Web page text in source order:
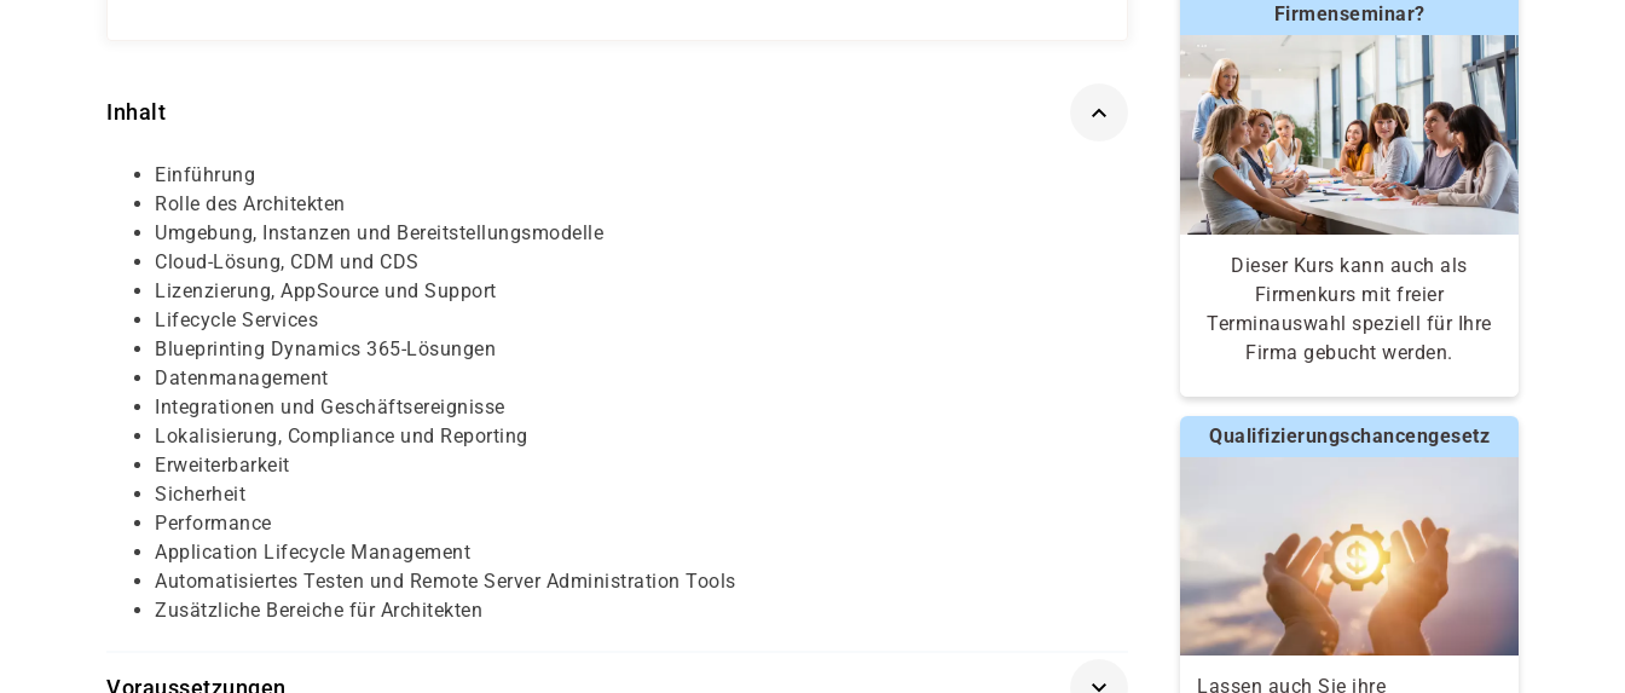
Inhalt
Einführung
Rolle des Architekten
Umgebung, Instanzen und Bereitstellungsmodelle
Cloud-Lösung, CDM und CDS
Lizenzierung, AppSource und Support
Lifecycle Services
Blueprinting Dynamics 365-Lösungen
Datenmanagement
Integrationen und Geschäftsereignisse
Lokalisierung, Compliance und Reporting
Erweiterbarkeit
Sicherheit
Performance
Application Lifecycle Management
Automatisiertes Testen und Remote Server Administration Tools
Zusätzliche Bereiche für Architekten
Voraussetzungen
Firmenseminar?
Dieser Kurs kann auch als
Firmenkurs mit freier
Terminauswahl speziell für Ihre
Firma gebucht werden.
Qualifizierungschancengesetz
Lassen auch Sie ihre